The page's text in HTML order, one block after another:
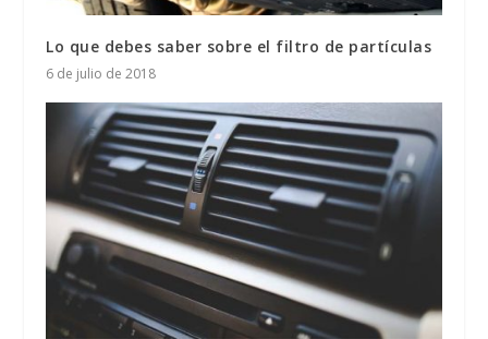
Lo que debes saber sobre el filtro de partículas
6 de julio de 2018